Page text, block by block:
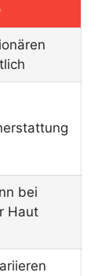
bei
Haut